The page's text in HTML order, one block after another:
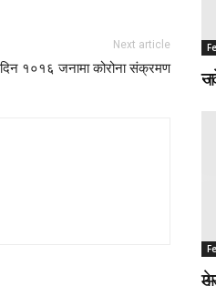
Next article
१०१६ जनामा कोरोना संक्रमण